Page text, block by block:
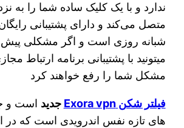
ندارد و با یک کلیک ساده شما را به
متصل می‌کند و دارای پشتیبانی
شبانه روزی است و اگر مشکلی پیش
میتونید با پشتیبانی برنامه ارتباط
مشکل شما را رفع خواهند کرد
فیلتر شکن Exora vpn جدید است و
های تازه نفس اندرویدی است که در